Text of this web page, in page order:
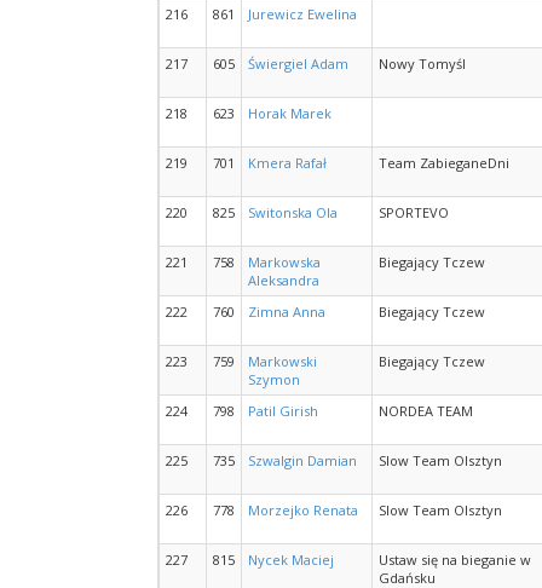
216 861 Jurewicz Ewelina
217 605 Świergiel Adam Nowy Tomyśl
218 623 Horak Marek
219 701 Kmera Rafał Team ZabieganeDni
220 825 Switonska Ola SPORTEVO
221 758
Markowska
Aleksandra
Biegający Tczew
222 760 Zimna Anna Biegający Tczew
223 759
Markowski
Szymon
Biegający Tczew
224 798 Patil Girish NORDEA TEAM
225 735 Szwalgin Damian Slow Team Olsztyn
226 778 Morzejko Renata Slow Team Olsztyn
227 815 Nycek Maciej
Ustaw się na bieganie w
Gdańsku